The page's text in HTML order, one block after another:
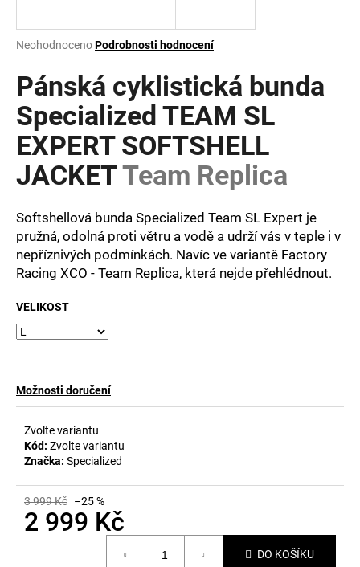
Průměrné
produktu
je
0,0
z
5
hvězdiček.
NeohodnocenoPodrobnosti hodnocení
Pánská cyklistická bunda
Specialized TEAM SL
EXPERT SOFTSHELL
JACKETTeam Replica
Softshellová bunda Specialized Team SL Expert je
pružná, odolná proti větru a vodě a udrží vás v teple i v
nepříznivých podmínkách. Navíc ve variantě Factory
Racing XCO - Team Replica, která nejde přehlédnout.
VELIKOST
Možnosti doručení
Zvolte variantu
Kód: Zvolte variantu
Značka: Specialized
3 999 Kč –25 %
2 999 Kč
DO KOŠÍKU
j
t
?
HLEDAT
D
o
o
r
u
j
m
e